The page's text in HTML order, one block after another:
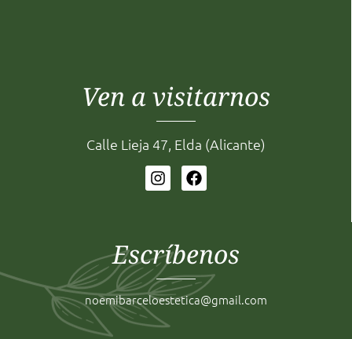
Ven a visitarnos
Calle Lieja 47, Elda (Alicante)
Escríbenos
noemibarceloestetica@gmail.com